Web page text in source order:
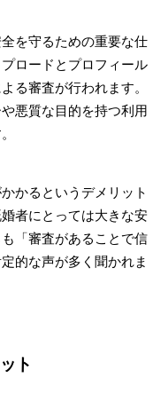
を守るための重要な仕
ロードとプロフィール
る審査が行われます。
悪質な目的を持つ利用
かるというデメリット
者にとっては大きな安
「審査があることで信
的な声が多く聞かれま
ト